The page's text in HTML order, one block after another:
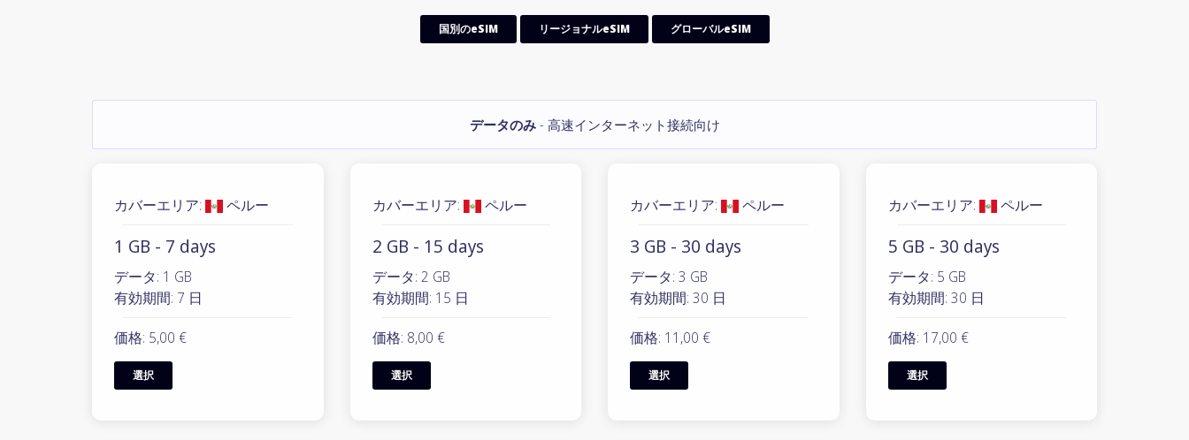
国別のeSIM リージョナルeSIM グローバルeSIM
データのみ- 高速インターネット接続向け
カバーエリア: ペルー
1 GB - 7 days
データ: 1 GB
有効期間: 7 日
価格: 5,00 €
選択
カバーエリア: ペルー
2 GB - 15 days
データ: 2 GB
有効期間: 15 日
価格: 8,00 €
選択
カバーエリア: ペルー
3 GB - 30 days
データ: 3 GB
有効期間: 30 日
価格: 11,00 €
選択
カバーエリア: ペルー
5 GB - 30 days
データ: 5 GB
有効期間: 30 日
価格: 17,00 €
選択